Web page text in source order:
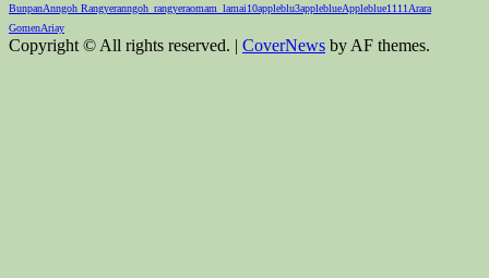
BunpanAnngoh Rangyeranngoh_rangyeraomam_lamai10appleblu3appleblueAppleblue1111 Arara
GomenAriay
Copyright © All rights reserved. | CoverNews by AF themes.